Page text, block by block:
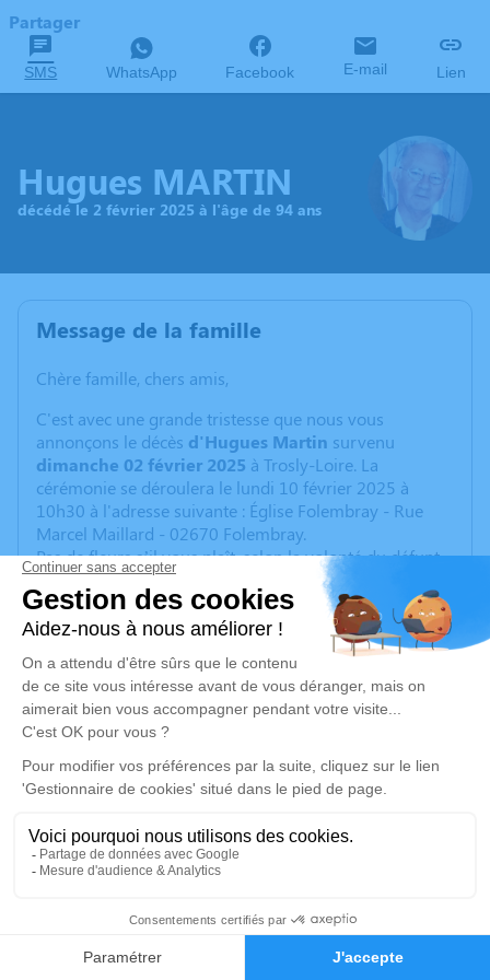
Faire-part Hommages
Partager
SMS WhatsApp Facebook E-mail Lien
Hugues MARTIN
décédé le 2 février 2025 à l'âge de 94 ans
Message de la famille
Chère famille, chers amis,
C'est avec une grande tristesse que nous vous
annonçons le décès d'Hugues Martin survenu
dimanche 02 février 2025 à Trosly-Loire. La
cérémonie se déroulera le lundi 10 février 2025 à
10h30 à l'adresse suivante : Église Folembray - Rue
Marcel Maillard - 02670 Folembray.
Pas de fleurs s’il vous plaît, selon la volonté du défunt
Cet espace privé est destiné à recueillir vos
condoléances ou le souvenir d’un moment passé.
Je rends hommage
Cérémonie religieuse
lundi 10 février 2025 à 10h30
Église de Folembray
Rue Marcel Maillard
02670 Folembray
Je rends hommage
Déroulé des obsèques